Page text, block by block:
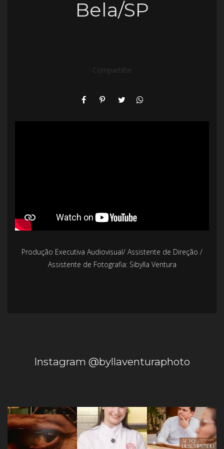
Bela/SP
Compartilhe
Produção Executiva Audiovisual/ Assistente de Direção /
Assistente de Fotografia: Sibylla Ventura
Instagram @byllaventuraphoto